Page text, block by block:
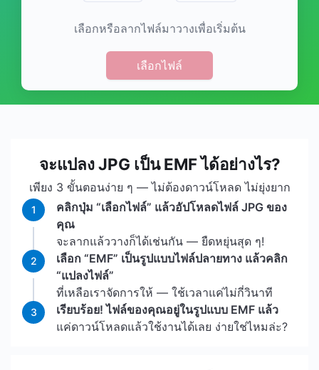
เลือกหรือลากไฟล์มาวางเพื่อเริ่มต้น
เลือกไฟล์
จะแปลง JPG เป็น EMF ได้อย่างไร?
เพียง 3 ขั้นตอนง่าย ๆ — ไม่ต้องดาวน์โหลด ไม่ยุ่งยาก
1
คลิกปุ่ม “เลือกไฟล์” แล้วอัปโหลดไฟล์ JPG ของ
คุณ
จะลากแล้ววางก็ได้เช่นกัน — ยืดหยุ่นสุด ๆ!
2
เลือก “EMF” เป็นรูปแบบไฟล์ปลายทาง แล้วคลิก
“แปลงไฟล์”
ที่เหลือเราจัดการให้ — ใช้เวลาแค่ไม่กี่วินาที
3
เรียบร้อย! ไฟล์ของคุณอยู่ในรูปแบบ EMF แล้ว
แค่ดาวน์โหลดแล้วใช้งานได้เลย ง่ายใช่ไหมล่ะ?